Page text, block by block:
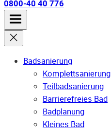
0800-40 40 776
Badsanierung
Komplettsanierung
Teilbadsanierung
Barrierefreies Bad
Badplanung
Kleines Bad